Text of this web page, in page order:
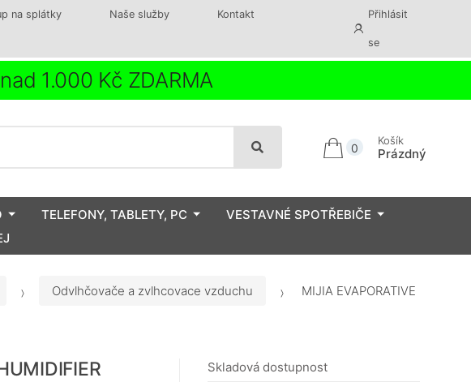
na splátky Naše služby Kontakt Přihlásit
se
1.000 Kč ZDARMA
0
Košík
Prázdný
TELEFONY, TABLETY, PC
VESTAVNÉ SPOTŘEBIČE
Odvlhčovače a zvlhcovace vzduchu
MIJIA EVAPORATIVE
Skladová dostupnost